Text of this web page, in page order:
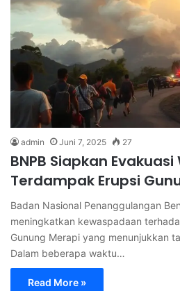
admin Juni 7, 2025 27
BNPB Siapkan
Terdampak Erupsi
Badan Nasional Penanggulangan
meningkatkan kewaspadaan
Gunung Merapi yang menunjukkan
Dalam beberapa waktu…
Read More »